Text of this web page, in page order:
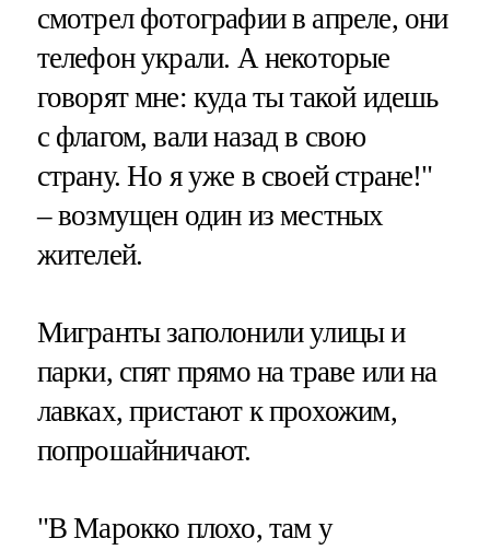
смотрел фотографии в апреле, они
телефон украли. А некоторые
говорят мне: куда ты такой идешь
с флагом, вали назад в свою
страну. Но я уже в своей стране!"
– возмущен один из местных
жителей.
Мигранты заполонили улицы и
парки, спят прямо на траве или на
лавках, пристают к прохожим,
попрошайничают.
"В Марокко плохо, там у